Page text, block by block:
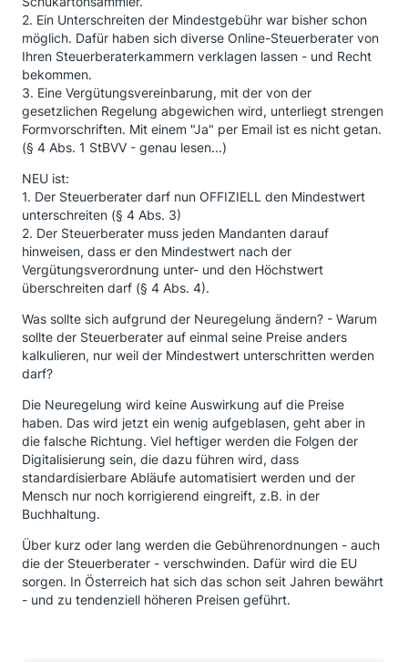
2. Ein Unterschreiten der Mindestgebühr war bisher schon
möglich. Dafür haben sich diverse Online-Steuerberater von
Ihren Steuerberaterkammern verklagen lassen - und Recht
bekommen.
3. Eine Vergütungsvereinbarung, mit der von der
gesetzlichen Regelung abgewichen wird, unterliegt strengen
Formvorschriften. Mit einem "Ja" per Email ist es nicht getan.
(§ 4 Abs. 1 StBVV - genau lesen...)
NEU ist:
1. Der Steuerberater darf nun OFFIZIELL den Mindestwert
unterschreiten (§ 4 Abs. 3)
2. Der Steuerberater muss jeden Mandanten darauf
hinweisen, dass er den Mindestwert nach der
Vergütungsverordnung unter- und den Höchstwert
überschreiten darf (§ 4 Abs. 4).
Was sollte sich aufgrund der Neuregelung ändern? - Warum
sollte der Steuerberater auf einmal seine Preise anders
kalkulieren, nur weil der Mindestwert unterschritten werden
darf?
Die Neuregelung wird keine Auswirkung auf die Preise
haben. Das wird jetzt ein wenig aufgeblasen, geht aber in
die falsche Richtung. Viel heftiger werden die Folgen der
Digitalisierung sein, die dazu führen wird, dass
standardisierbare Abläufe automatisiert werden und der
Mensch nur noch korrigierend eingreift, z.B. in der
Buchhaltung.
Über kurz oder lang werden die Gebührenordnungen - auch
die der Steuerberater - verschwinden. Dafür wird die EU
sorgen. In Österreich hat sich das schon seit Jahren bewährt
- und zu tendenziell höheren Preisen geführt.